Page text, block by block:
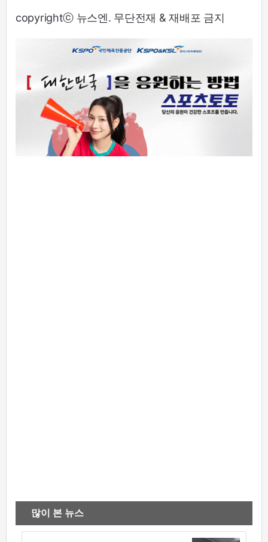
copyrightⓒ 뉴스엔. 무단전재 & 재배포 금지
많이 본 뉴스